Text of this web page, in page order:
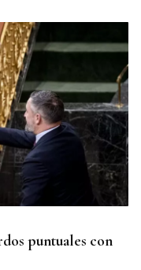
puntuales con